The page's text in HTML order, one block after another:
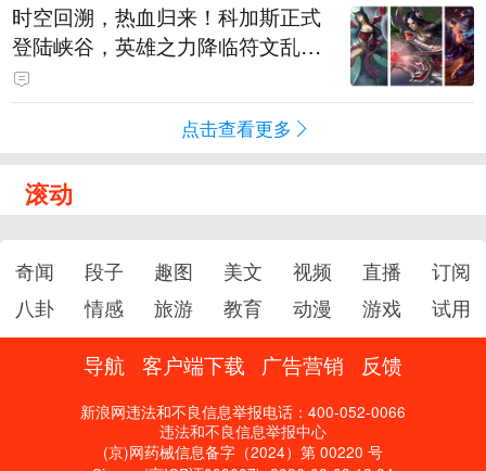
时空回溯，热血归来！科加斯正式
登陆峡谷，英雄之力降临符文乱
斗！
点击查看更多
滚动
奇闻 段子 趣图 美文 视频 直播
订阅
八卦
情感 旅游 教育 动漫 游戏 试用
导航 客户端下载 广告营销 反馈
新浪网违法和不良信息举报电话：400-052-0066
违法和不良信息举报中心
(京)网药械信息备字（2024）第 00220 号